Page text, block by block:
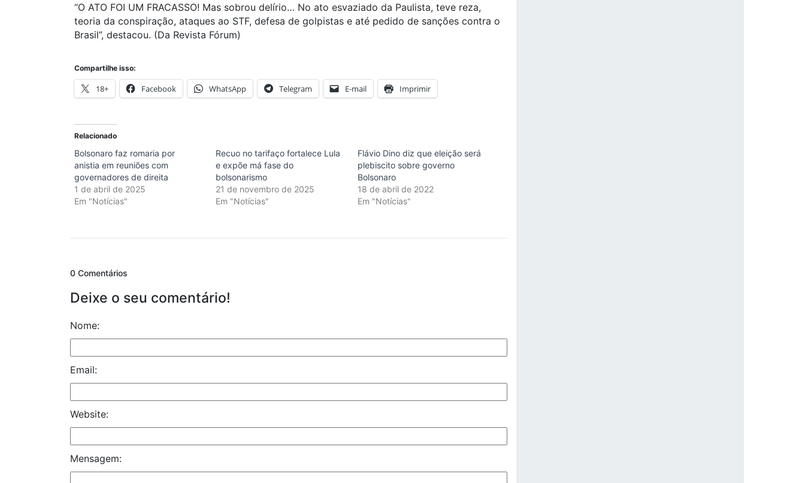
“O ATO FOI UM FRACASSO! Mas sobrou delírio… No ato esvaziado da Paulista, teve reza,
teoria da conspiração, ataques ao STF, defesa de golpistas e até pedido de sanções contra o
Brasil”, destacou. (Da Revista Fórum)
Compartilhe isso:
18+ Facebook WhatsApp Telegram E-mail Imprimir
Relacionado
Bolsonaro faz romaria por
anistia em reuniões com
governadores de direita
1 de abril de 2025
Em "Notícias"
Recuo no tarifaço fortalece Lula
e expõe má fase do
bolsonarismo
21 de novembro de 2025
Em "Notícias"
Flávio Dino diz que eleição será
plebiscito sobre governo
Bolsonaro
18 de abril de 2022
Em "Notícias"
0 Comentários
Deixe o seu comentário!
Nome:
Email:
Website:
Mensagem: